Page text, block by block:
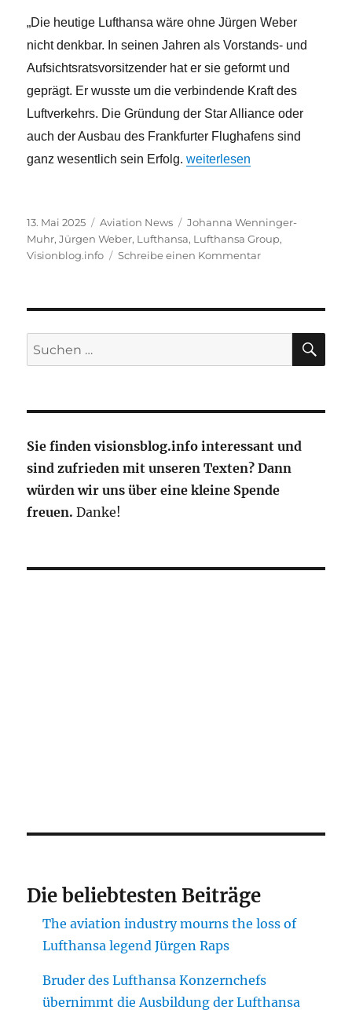
„Die heutige Lufthansa wäre ohne Jürgen Weber
nicht denkbar. In seinen Jahren als Vorstands- und
Aufsichtsratsvorsitzender hat er sie geformt und
geprägt. Er wusste um die verbindende Kraft des
Luftverkehrs. Die Gründung der Star Alliance oder
auch der Ausbau des Frankfurter Flughafens sind
ganz wesentlich sein Erfolg.„Trauer um ehemaligen
weiterlesen
Veröffentlicht
am
13. Mai 2025 Kategorien
Aviation News Schlagwörter
Johanna Wenninger-
Muhr,Jürgen Weber, Lufthansa, Lufthansa Group,
Visionblog.info
Schreibe einen Kommentarzu
Chef
Weber
Suche
nach:
Sie finden visionsblog.info interessant und
sind zufrieden mit unseren Texten? Dann
würden wir uns über eine kleine Spende
freuen. Danke!
Die beliebtesten Beiträge
The aviation industry mourns the loss of
Lufthansa legend Jürgen Raps
Bruder des Lufthansa Konzernchefs
übernimmt die Ausbildung der Lufthansa